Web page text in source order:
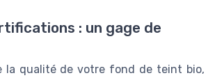
: un gage de
la qualité de votre fond de teint bio,